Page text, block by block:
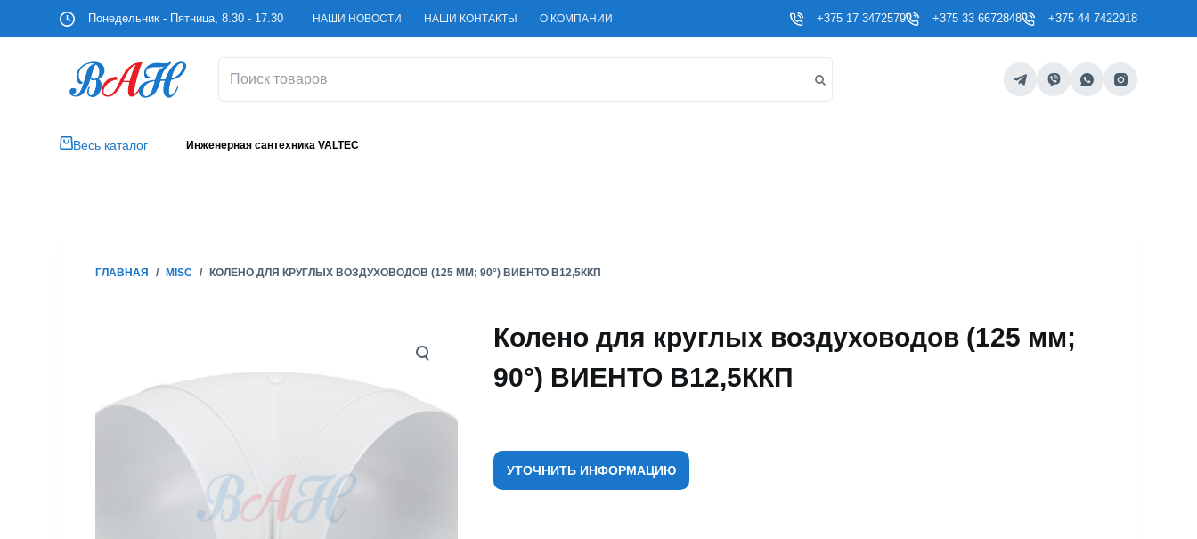
е
Понедельник - Пятница, 8.30 - 17.30 НАШИ НОВОСТИ НАШИ КОНТАКТЫ О КОМПАНИИ +375 17 3472579 +375 33 6672848 +375 44 7422918
Весь каталог Инженерная сантехника VALTEC
ГЛАВНАЯ / MISC / КОЛЕНО ДЛЯ КРУГЛЫХ ВОЗДУХОВОДОВ (125 ММ; 90°) ВИЕНТО В12,5ККП
Колено для круглых воздуховодов (125 мм;
90°) ВИЕНТО В12,5ККП
УТОЧНИТЬ ИНФОРМАЦИЮ